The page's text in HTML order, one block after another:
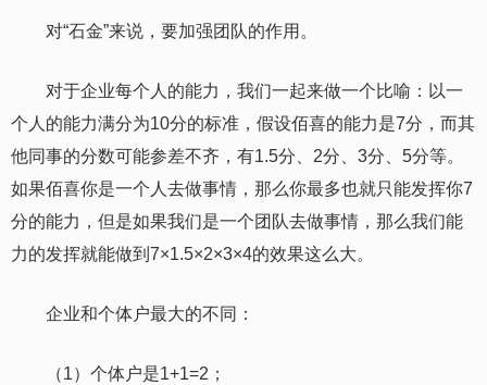
对“石金”来说， 要加强团队的作用 。
对于企业每个人的能力，我们一起来做一个比喻：以一
个人的能力满分为10分的标准，假设佰喜的能力是7分，而其
他同事的分数可能参差不齐，有1.5分、2分、3分、5分等。
如果佰喜你是一个人去做事情，那么你最多也就只能发挥你7
分的能力，但是如果我们是一个团队去做事情，那么我们能
力的发挥就能做到7×1.5×2×3×4的效果这么大。
企业和个体户最大的不同：
（1） 个体户是1+1=2；